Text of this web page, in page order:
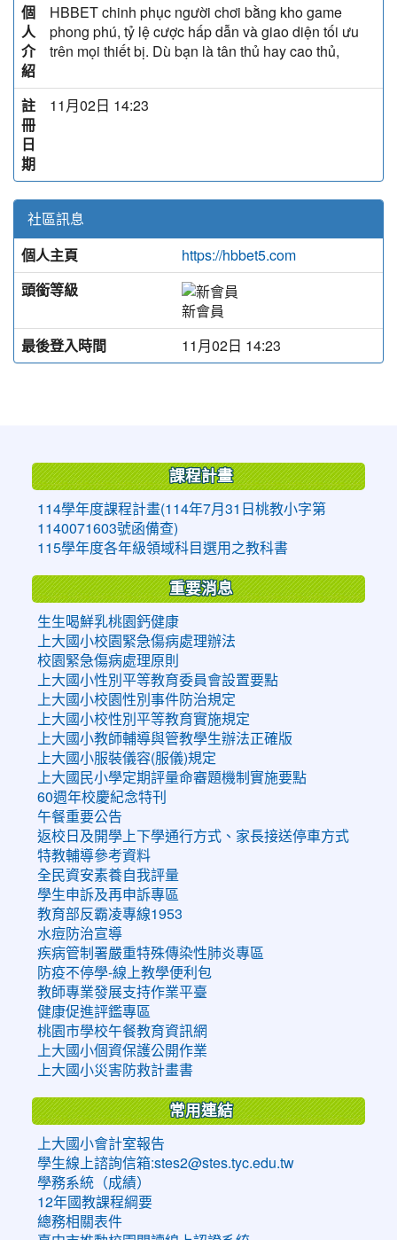
個
人
介
紹
HBBET chinh phục người chơi bằng kho game
phong phú, tỷ lệ cược hấp dẫn và giao diện tối ưu
trên mọi thiết bị. Dù bạn là tân thủ hay cao thủ,
註
冊
日
期
11月02日 14:23
社區訊息
個人主頁
https://hbbet5.com
頭銜等級
新會員
最後登入時間
11月02日 14:23
課程計畫
114學年度課程計畫(114年7月31日桃教小字第
1140071603號函備查)
115學年度各年級領域科目選用之教科書
重要消息
生生喝鮮乳桃園鈣健康
上大國小校園緊急傷病處理辦法
校園緊急傷病處理原則
上大國小性別平等教育委員會設置要點
上大國小校園性別事件防治規定
上大國小校性別平等教育實施規定
上大國小教師輔導與管教學生辦法正確版
上大國小服裝儀容(服儀)規定
上大國民小學定期評量命審題機制實施要點
60週年校慶紀念特刊
午餐重要公告
返校日及開學上下學通行方式、家長接送停車方式
特教輔導參考資料
全民資安素養自我評量
學生申訴及再申訴專區
教育部反霸凌專線1953
水痘防治宣導
疾病管制署嚴重特殊傳染性肺炎專區
防疫不停學-線上教學便利包
教師專業發展支持作業平臺
健康促進評鑑專區
桃園市學校午餐教育資訊網
上大國小個資保護公開作業
上大國小災害防救計畫書
常用連結
上大國小會計室報告
學生線上諮詢信箱:stes2@stes.tyc.edu.tw
學務系統（成績）
12年國教課程綱要
總務相關表件